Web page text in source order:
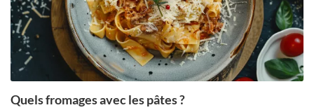
Quels fromages avec les pâtes ?